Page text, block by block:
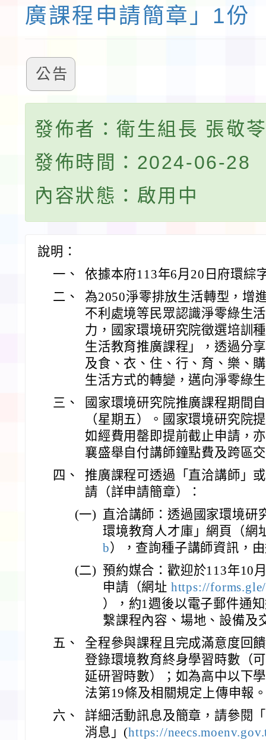
廣課程申請簡章」1份
公告
發佈者：衛生組長 張敬
發佈時間：2024-06-28
內容狀態：啟用中
說明：
一、
依據本府113年6月20日府環綜
二、
為2050淨零排放生活轉型，增
不利處境等民眾認識淨零綠生
力，國家環境研究院徵選培訓
生活教育推廣課程」，透過分
及食、衣、住、行、育、樂、
生活方式的轉變，邁向淨零綠
三、
國家環境研究院推廣課程期間
（星期五）。國家環境研究院
如經費用罄即提前截止申請，
襄盛舉自付講師鐘點費及跨區
四、
推廣課程可透過「直洽講師」
請（詳申請簡章）：
(一) 直洽講師：透過國家環境研
環境教育人才庫」網頁（網
b），查詢種子講師資訊，
(二) 預約媒合：歡迎於113年10
申請（網址 https://
），約1週後以電子郵件通
繫課程內容、場地、設備及
五、
全程參與課程且完成滿意度回
登錄環境教育終身學習時數（
延研習時數）；如為高中以下
法第19條及相關規定上傳申報
六、
詳細活動訊息及簡章，請參閱
消息」(https://